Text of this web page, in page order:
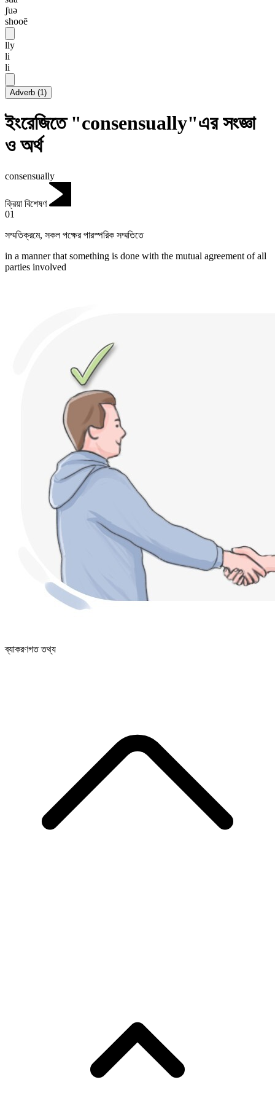
ʃuə
shooē
lly
li
li
Adverb (1)
ইংরেজিতে "consensually"এর সংজ্ঞা
ও অর্থ
consensually
ক্রিয়া বিশেষণ
01
সম্মতিক্রমে, সকল পক্ষের পারস্পরিক সম্মতিতে
in a manner that something is done with the mutual agreement of all
parties involved
ব্যাকরণগত তথ্য